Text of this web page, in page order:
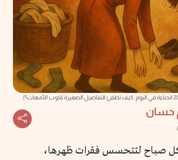
حسان
صباح لتتحسس فقرات ظهرها،